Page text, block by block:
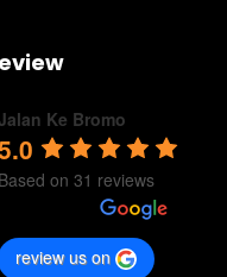
Ke Bromo
Based on 31 reviews
review us on